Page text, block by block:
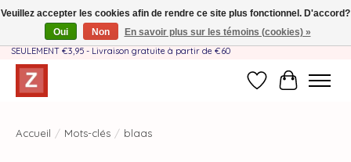
Fait à la main par une équipe mère-fille❤️ - Frais de livraison BE & NL
SEULEMENT €3,95 - Livraison gratuite à partir de €60
Liste dePanier
Accueil / Mots-clés / blaas
Veuillez accepter les cookies afin de rendre ce site plus fonctionnel. D'accord?
Oui
Non En savoir plus sur les témoins (cookies) »